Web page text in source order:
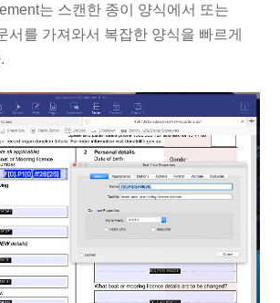
는 스캔한 종이 양식에서 또는
서를 가져와서 복잡한 양식을 빠르게